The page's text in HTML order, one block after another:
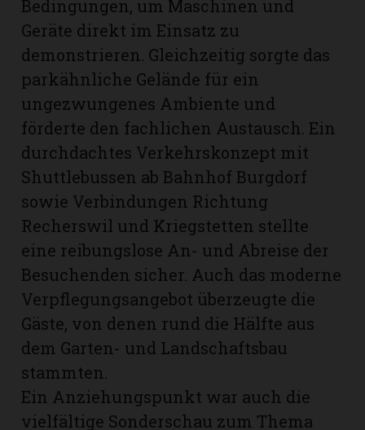
Bedingungen, um Maschinen und
Geräte direkt im Einsatz zu
demonstrieren. Gleichzeitig sorgte das
parkähnliche Gelände für ein
ungezwungenes Ambiente und
förderte den fachlichen Austausch. Ein
durchdachtes Verkehrskonzept mit
Shuttlebussen ab Bahnhof Burgdorf
sowie Verbindungen Richtung
Recherswil und Kriegstetten stellte
eine reibungslose An- und Abreise der
Besuchenden sicher. Auch das moderne
Verpflegungs­angebot überzeugte die
Gäste, von denen rund die Hälfte aus
dem Garten- und Landschaftsbau
stammten.
Ein Anziehungspunkt war auch die
vielfältige Sonderschau zum Thema